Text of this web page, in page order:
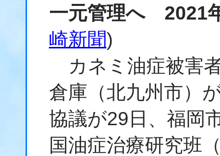
一元管理へ 2021
崎新聞)
カネミ油症被害
倉庫（北九州市）
協議が29日、福岡
国油症治療研究班